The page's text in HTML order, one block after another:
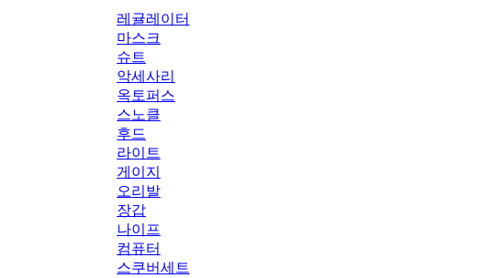
레귤레이터
마스크
슈트
악세사리
옥토퍼스
스노클
후드
라이트
게이지
오리발
장갑
나이프
컴퓨터
스쿠버세트